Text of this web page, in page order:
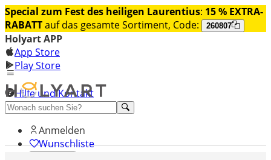
Special zum Fest des heiligen Laurentius: 15 % EXTRA-
RABATTauf das gesamte Sortiment, Code: 260807
Holyart APP
App Store
Play Store
Hilfe und Kontakt
Entdecken Sie Premium
Anmelden
Wunschliste